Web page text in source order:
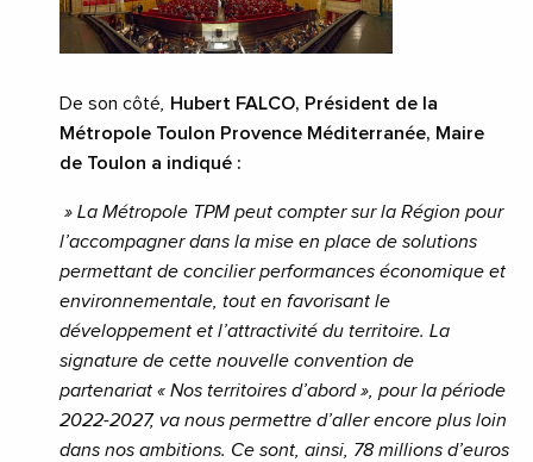
De son côté
Hubert FALCO, Président de la
Métropole Toulon Provence Méditerranée, Maire
de Toulon a indiqué :
» La Métropole TPM peut compter sur la Région pour
l’accompagner dans la mise en place de solutions
permettant de concilier performances économique et
environnementale, tout en favorisant le
développement et l’attractivité du territoire. La
signature de cette nouvelle convention de
partenariat « Nos territoires d’abord », pour la période
2022-2027, va nous permettre d’aller encore plus loin
dans nos ambitions. Ce sont, ainsi, 78 millions d’euros